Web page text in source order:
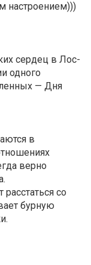
настроением)))
сердец в Лос-
одного
— Дня
в
верно
со
бурную